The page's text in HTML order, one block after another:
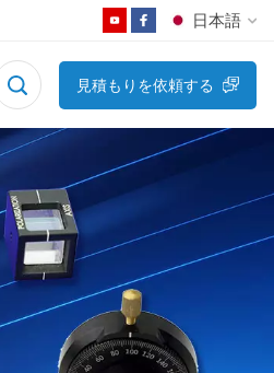
日本語
Français
Русский
Español
日本語
見積もりを依頼する